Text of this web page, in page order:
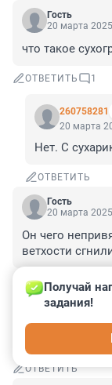
Гость
20 марта
что такое
ОТВЕТИТЬ 1
260758281
20 марта
Нет. С
ОТВЕТИТЬ
Гость
20 марта
Он чего
ветхости
ОТВЕТИТЬ
Гость
чё там с
ОТВЕТИТЬ
Получай
задания!